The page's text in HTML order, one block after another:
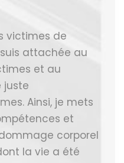
victimes de
attachée au
et au
juste
Ainsi, je mets
et
corporel
la vie a été